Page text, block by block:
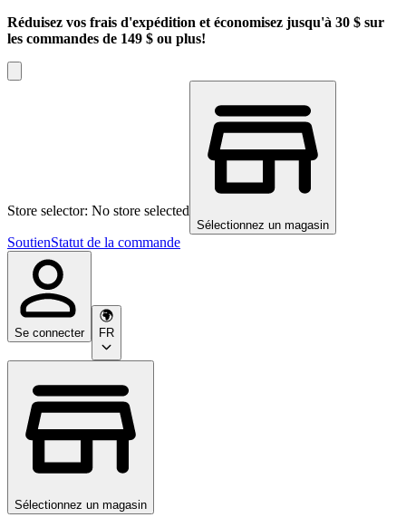
Réduisez vos frais d'expédition et économisez jusqu'à 30 $ sur
les commandes de 149 $ ou plus!
Store selector: No store selected
Sélectionnez un magasin
SoutienStatut de la commande
Se connecter FR
Sélectionnez un magasin